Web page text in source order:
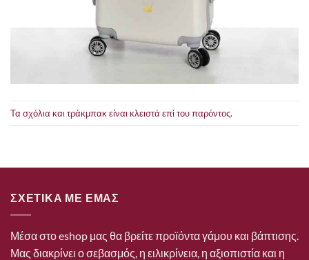
Τα σχόλια και τράκμπακ είναι κλειστά επί του παρόντος.
ΣΧΕΤΙΚΑ ΜΕ ΕΜΑΣ
Μέσα στο eshop μας θα βρείτε προϊόντα γάμου και βάπτισης.
Μας διακρίνει ο σεβασμός, η ειλικρίνεια, η αξιοπιστία και η